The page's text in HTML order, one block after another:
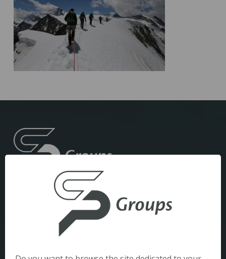
Mentions légales
Politique de confidentialité